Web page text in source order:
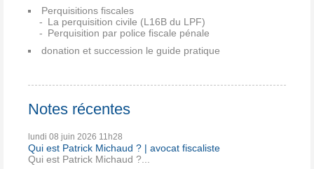
Perquisitions fiscales
La perquisition civile (L16B du LPF)
Perquisition par police fiscale pénale
donation et succession le guide pratique
Notes récentes
lundi 08 juin 2026 11h28
Qui est Patrick Michaud ? | avocat fiscaliste
Qui est Patrick Michaud ?...